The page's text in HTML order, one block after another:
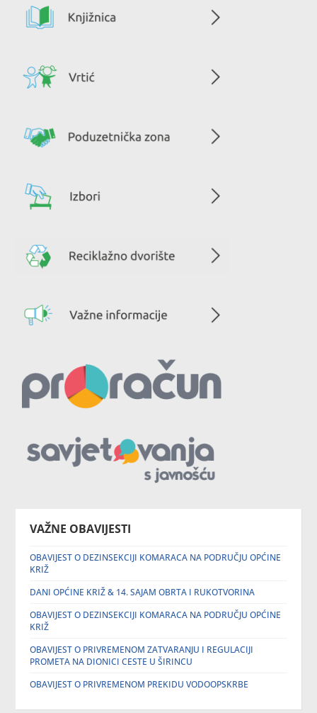
VAŽNE OBAVIJESTI
OBAVIJEST O DEZINSEKCIJI KOMARACA NA PODRUČJU OPĆINE
KRIŽ
DANI OPĆINE KRIŽ & 14. SAJAM OBRTA I RUKOTVORINA
OBAVIJEST O DEZINSEKCIJI KOMARACA NA PODRUČJU OPĆINE
KRIŽ
OBAVIJEST O PRIVREMENOM ZATVARANJU I REGULACIJI
PROMETA NA DIONICI CESTE U ŠIRINCU
OBAVIJEST O PRIVREMENOM PREKIDU VODOOPSKRBE